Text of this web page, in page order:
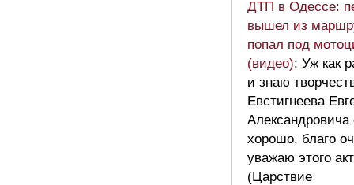
ДТП в Одессе:
вышел из
попал под
(видео): Уж как
и знаю
Евстигнеева
Александровича
хорошо, благо
уважаю этого
(Царствие